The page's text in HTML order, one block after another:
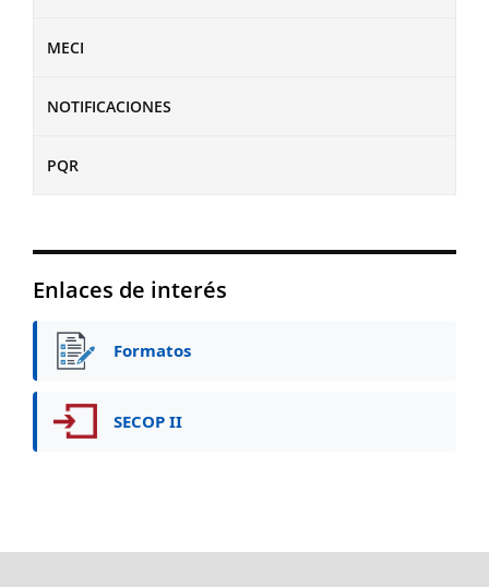
MECI
NOTIFICACIONES
PQR
Enlaces de interés
Formatos
SECOP II